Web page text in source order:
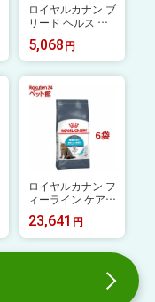
ロイヤルカナン ブ
リード ヘルス ニ
ュートリション 柴
犬 成犬用(3kg)【ロ
イヤルカナン(RO
YAL CANIN)】[ド
ッグフード]
5,068 円
ロイヤルカナン フ
ィーライン ケア
ニュートリション
ユリナリー ケア(2
kg*6コセット)【d_
rc】【d_rc15point】
(ROYAL CANIN)】
[キャットフード]
23,641 円